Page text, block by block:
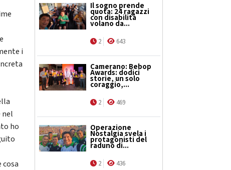
i
nel
ho
Il sogno prende
quota: 24 ragazzi
con disabilità
volano da...
2 643
Camerano: Bebop
Awards: dodici
storie, un solo
coraggio,...
2 469
Operazione
Nostalgia svela i
protagonisti del
raduno di...
2 436